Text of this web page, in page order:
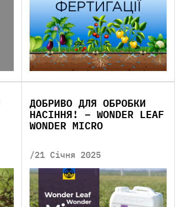
ДОБРИВО ДЛЯ ОБРОБКИ
НАСІННЯ! – WONDER LEAF
WONDER MICRO
/21 Січня 2025